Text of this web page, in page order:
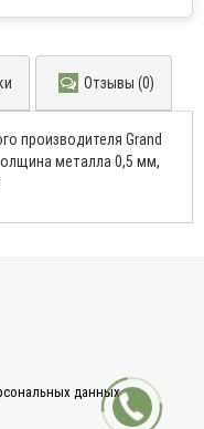
Отзывы (0)
производителя Grand
металла 0,5 мм,
данных